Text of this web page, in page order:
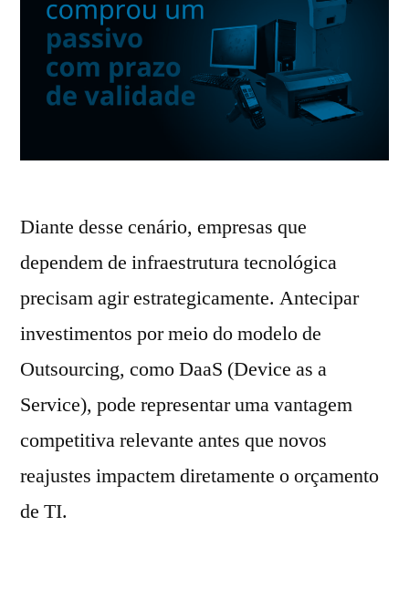
Diante desse cenário, empresas que
dependem de infraestrutura tecnológica
precisam agir estrategicamente. Antecipar
investimentos por meio do modelo de
Outsourcing, como DaaS (Device as a
Service), pode representar uma vantagem
competitiva relevante antes que novos
reajustes impactem diretamente o orçamento
de TI.